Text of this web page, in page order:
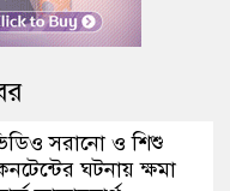
সরানো ও শিশু
ঘটনায় ক্ষমা